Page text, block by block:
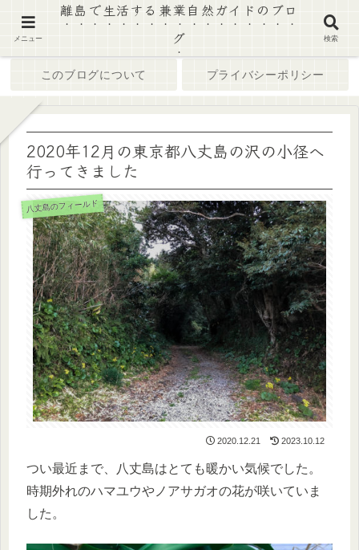
このブログについて プライバシーポリシー
2020年12月の東京都八丈島の沢の小径へ
行ってきました
八丈島のフィールド
2020.12.21 2023.10.12
つい最近まで、八丈島はとても暖かい気候でした。
時期外れのハマユウやノアサガオの花が咲いていま
した。
メニュー
離島で生活する兼業自然ガイドのブロ
グ
検索